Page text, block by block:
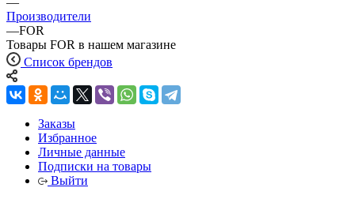
Производители
—FOR
Товары FOR в нашем магазине
Список брендов
Заказы
Избранное
Личные данные
Подписки на товары
Выйти